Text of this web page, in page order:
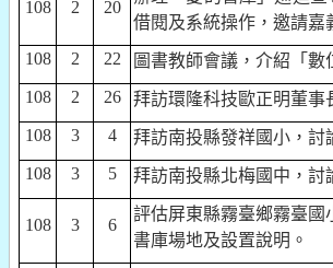
108 2 20
借閱及系統操作，邀請嘉
108
2 22
圖書教師會議，介紹「數
108
2 26
拜訪環隆科技歐正明董事
108
3 4
拜訪南投縣發祥國小，討
108
3 5 拜訪南投縣北梅國中，討
108 3 6
評估屏東縣霧臺鄉霧臺國
書庫場地及設置說明。